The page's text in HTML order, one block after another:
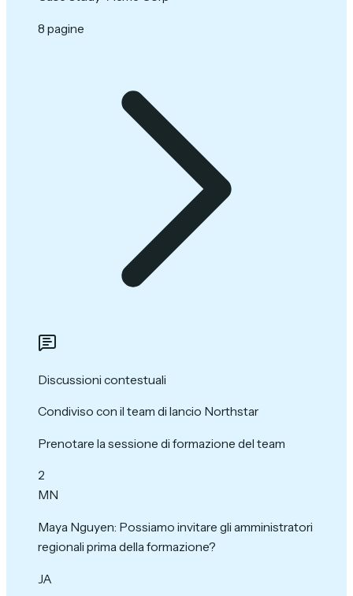
8 pagine
Discussioni contestuali
Condiviso con il team di lancio Northstar
Prenotare la sessione di formazione del team
2
MN
Maya Nguyen: Possiamo invitare gli amministratori
regionali prima della formazione?
JA